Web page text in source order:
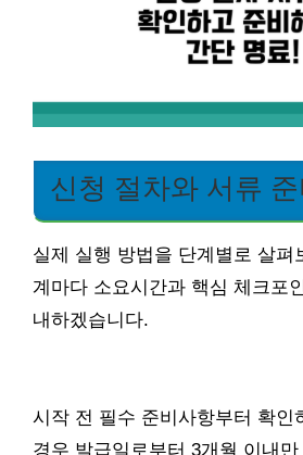
신청 절차와 서류
실제 실행 방법을 단계별로 살펴
계마다 소요시간과 핵심 체크포
내하겠습니다.
시작 전 필수 준비사항부터 확인
경우 발급일로부터 3개월 이내